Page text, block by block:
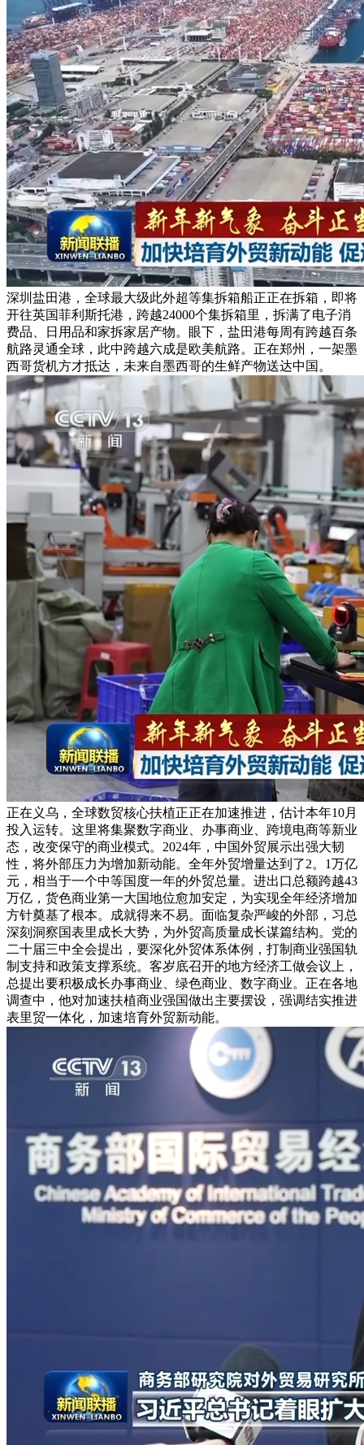
深圳盐田港，全球最大级此外超等集拆箱船正正在拆箱，即将
开往英国菲利斯托港，跨越24000个集拆箱里，拆满了电子消
费品、日用品和家拆家居产物。眼下，盐田港每周有跨越百条
航路灵通全球，此中跨越六成是欧美航路。正在郑州，一架墨
西哥货机方才抵达，未来自墨西哥的生鲜产物送达中国。
正在义乌，全球数贸核心扶植正正在加速推进，估计本年10月
投入运转。这里将集聚数字商业、办事商业、跨境电商等新业
态，改变保守的商业模式。2024年，中国外贸展示出强大韧
性，将外部压力为增加新动能。全年外贸增量达到了2。1万亿
元，相当于一个中等国度一年的外贸总量。进出口总额跨越43
万亿，货色商业第一大国地位愈加安定，为实现全年经济增加
方针奠基了根本。成就得来不易。面临复杂严峻的外部，习总
深刻洞察国表里成长大势，为外贸高质量成长谋篇结构。党的
二十届三中全会提出，要深化外贸体系体例，打制商业强国轨
制支持和政策支撑系统。客岁底召开的地方经济工做会议上，
总提出要积极成长办事商业、绿色商业、数字商业。正在各地
调查中，他对加速扶植商业强国做出主要摆设，强调结实推进
表里贸一体化，加速培育外贸新动能。